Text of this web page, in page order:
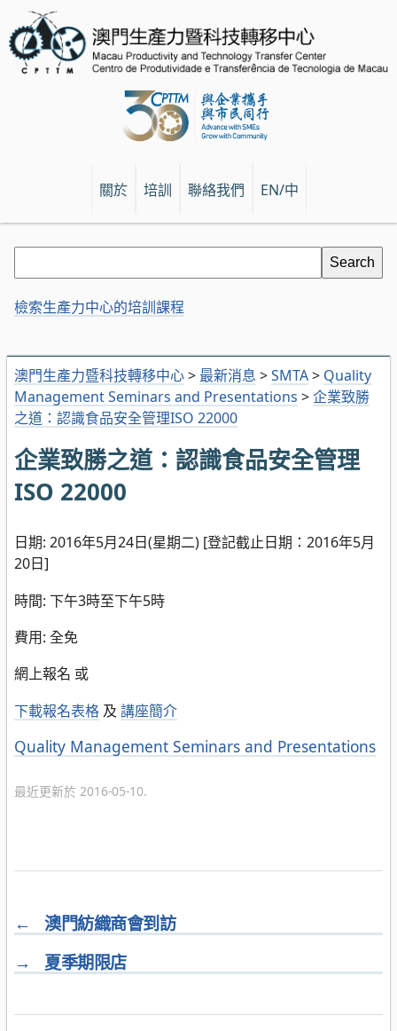
關於 培訓 聯絡我們 EN/中
澳門生產力暨科技轉移中心> 最新消息 >SMTA> Quality
Management Seminars and Presentations >企業致勝
之道：認識食品安全管理ISO 22000
企業致勝之道：認識食品安全管理
ISO 22000
日期: 2016年5月24日(星期二) [登記截止日期：2016年5月
20日]
時間: 下午3時至下午5時
費用: 全免
網上報名 或
下載報名表格 及 講座簡介
分
Quality Management Seminars and Presentations
最近更新於 2016-05-10.
←
澳門紡織商會到訪
→
夏季期限店
檢索生產力中心的培訓課程